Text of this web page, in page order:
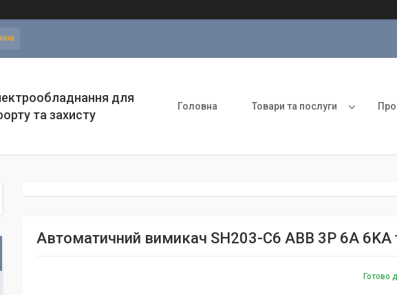
для
та захисту
Головна Товари та послуги
Автоматичний вимикач SH203-C6 ABB 3P 6А 6KA
Готово